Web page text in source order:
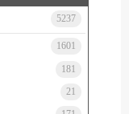
5237
1601
181
21